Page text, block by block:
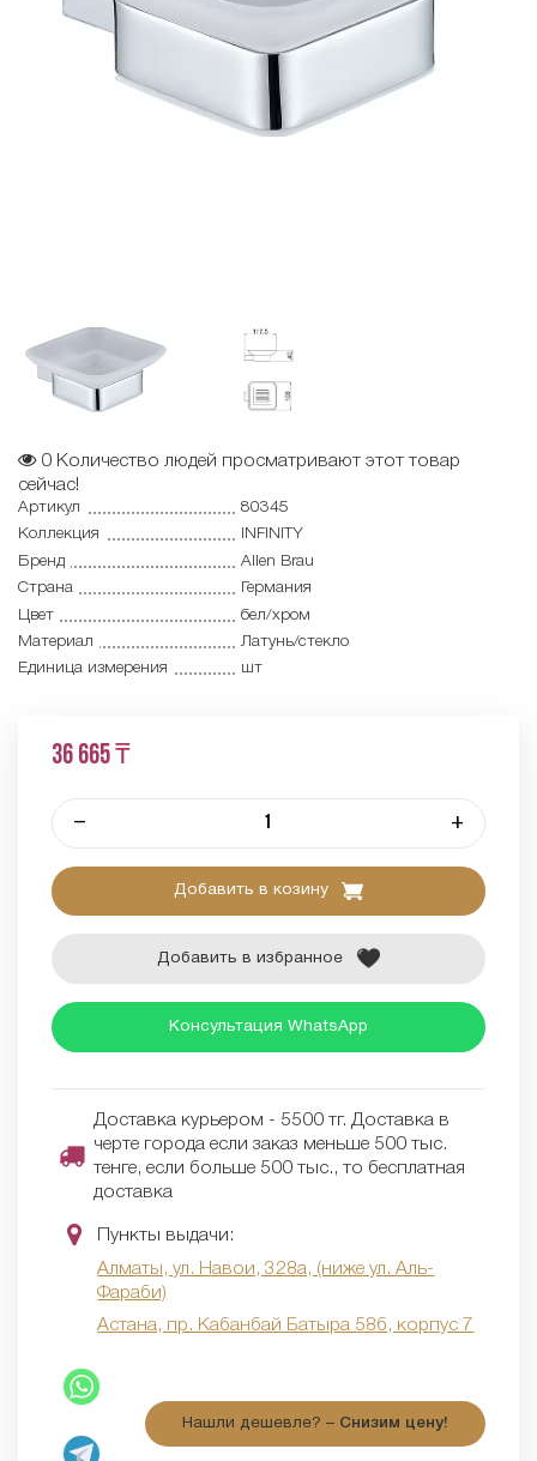
0 Количество людей просматривают этот товар
сейчас!
Артикул
80345
Коллекция
INFINITY
Бренд
Allen Brau
Страна
Германия
Цвет
бел/хром
Материал
Латунь/стекло
Единица измерения
шт
36 665 ₸
– +
Добавить в козину
Добавить в избранное
Консультация WhatsApp
Доставка курьером - 5500 тг. Доставка в
черте города если заказ меньше 500 тыс.
тенге, если больше 500 тыс., то бесплатная
доставка
Пункты выдачи:
Алматы, ул. Навои, 328а, (ниже ул. Аль-
Фараби)
Астана, пр. Кабанбай Батыра 58б, корпус 7
Нашли дешевле? – Снизим цену!